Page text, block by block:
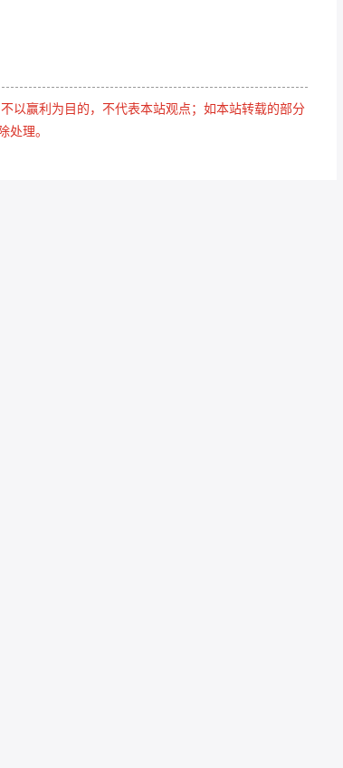
以赢利为目的，不代表本站观点；如本站转载的部分
理。